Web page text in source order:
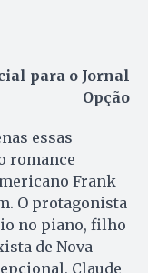
para o Jornal
Opção
essas
romance
Frank
O protagonista
no piano, filho
de Nova
Claude